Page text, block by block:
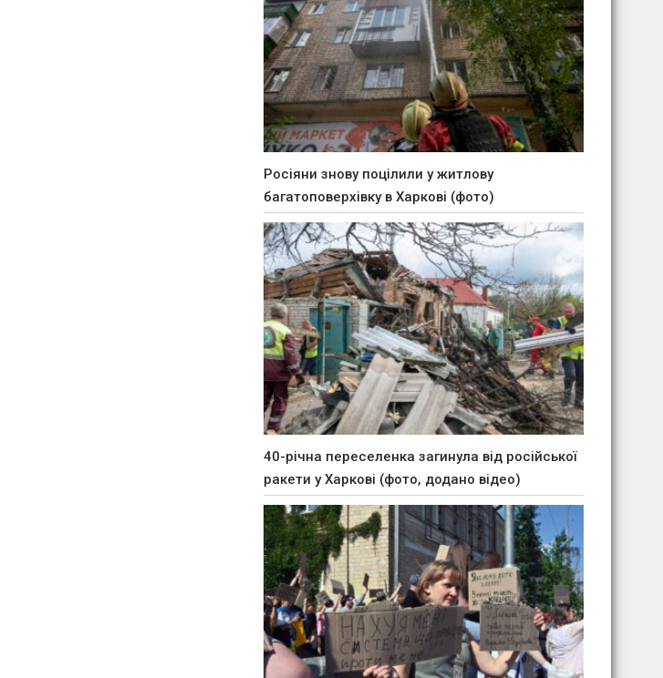
Росіяни знову поцілили у житлову
багатоповерхівку в Харкові (фото)
40-річна переселенка загинула від російської
ракети у Харкові (фото, додано відео)